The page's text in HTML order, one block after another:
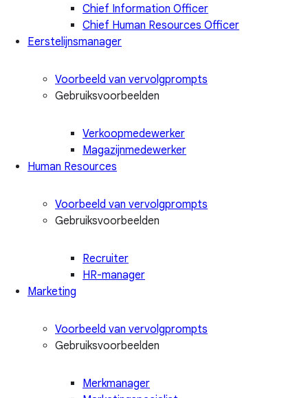
Chief Information Officer
Chief Human Resources Officer
Eerstelijnsmanager
Voorbeeld van vervolgprompts
Gebruiksvoorbeelden
Verkoopmedewerker
Magazijnmedewerker
Human Resources
Voorbeeld van vervolgprompts
Gebruiksvoorbeelden
Recruiter
HR-manager
Marketing
Voorbeeld van vervolgprompts
Gebruiksvoorbeelden
Merkmanager